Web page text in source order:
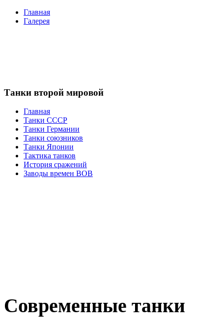
Главная
Галерея
Танки второй мировой
Главная
Танки СССР
Танки Германии
Танки союзников
Танки Японии
Тактика танков
История сражений
Заводы времен ВОВ
Современные танки